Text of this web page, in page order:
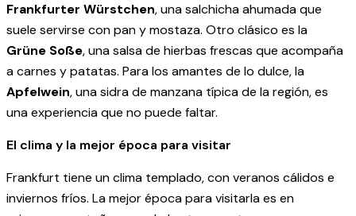
Frankfurter Würstchen, una salchicha ahumada que
suele servirse con pan y mostaza. Otro clásico es la
Grüne Soße, una salsa de hierbas frescas que acompaña
a carnes y patatas. Para los amantes de lo dulce, la
Apfelwein, una sidra de manzana típica de la región, es
una experiencia que no puede faltar.
El clima y la mejor época para visitar
Frankfurt tiene un clima templado, con veranos cálidos e
inviernos fríos. La mejor época para visitarla es en